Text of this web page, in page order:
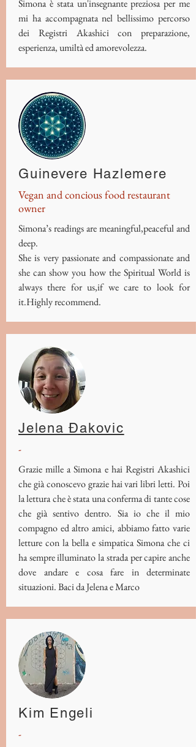
Simona è stata un'insegnante preziosa per me
mi ha accompagnata nel bellissimo percorso
dei Registri Akashici con preparazione,
esperienza, umiltà ed amorevolezza.
Guinevere Hazlemere
Vegan and concious food restaurant
owner
Simona’s readings are meaningful,peaceful and
deep.
She is very passionate and compassionate and
she can show you how the Spiritual World is
always there for us,if we care to look for
it.Highly recommend.
Jelena Đakovic
-
Grazie mille a Simona e hai Registri Akashici
che già conoscevo grazie hai vari libri letti. Poi
la lettura che è stata una conferma di tante cose
che già sentivo dentro. Sia io che il mio
compagno ed altro amici, abbiamo fatto varie
letture con la bella e simpatica Simona che ci
ha sempre illuminato la strada per capire anche
dove andare e cosa fare in determinate
situazioni. Baci da Jelena e Marco
Kim Engeli
-